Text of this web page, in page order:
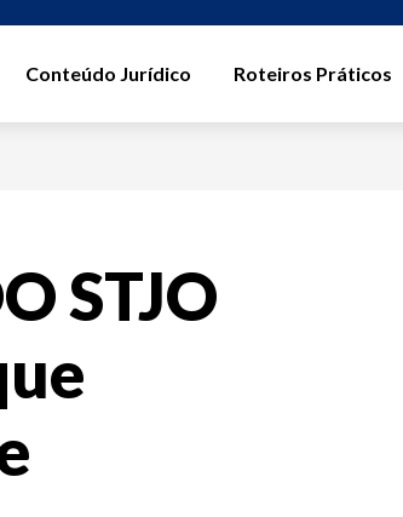
Conteúdo Jurídico Roteiros Práticos
STJO